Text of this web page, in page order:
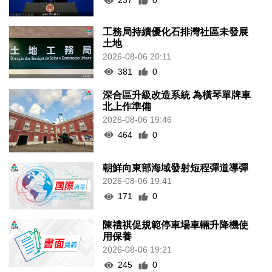
工務局持續優化石排灣社區未發展
土地
2026-08-06 20:11
381
0
深合區升級改造系統 為橫琴單牌車
北上作準備
2026-08-06 19:46
464
0
朝鮮向東部海域發射短程彈道導彈
2026-08-06 19:41
171
0
陳禮祺促規範停車場車輛升降機使
用保養
2026-08-06 19:21
245
0